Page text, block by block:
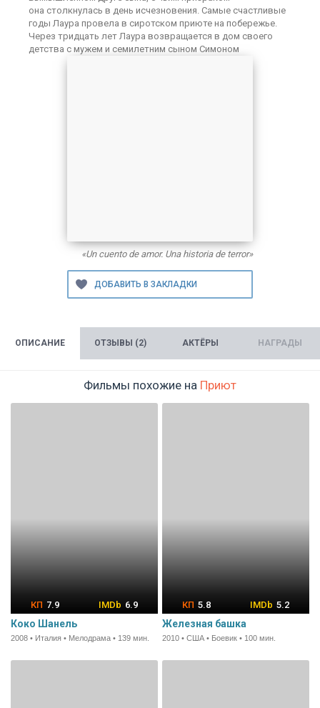
она столкнулась в день исчезновения. Самые счастливые
годы Лаура провела в сиротском приюте на побережье.
Через тридцать лет Лаура возвращается в дом своего
детства с мужем и семилетним сыном Симоном
«Un cuento de amor. Una historia de terror»
ОПИСАНИЕ ОТЗЫВЫ (2) АКТЁРЫ НАГРАДЫ
Фильмы похожие на Приют
7.9 6.9
Коко Шанель
2008 • Италия • Мелодрама • 139 мин.
5.8 5.2
Железная башка
2010 • США • Боевик • 100 мин.